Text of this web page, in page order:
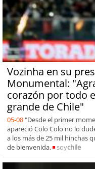
Vozinha en su
Monumental:
corazón por todo
grande de Chile"
05-08 "Desde el primer
apareció Colo Colo no lo
a los más de 25 mil hinchas
de bienvenida.
soychile